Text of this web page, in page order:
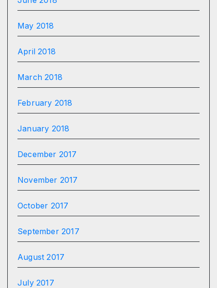
May 2018
April 2018
March 2018
February 2018
January 2018
December 2017
November 2017
October 2017
September 2017
August 2017
July 2017